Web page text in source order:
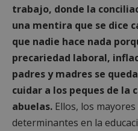
trabajo, donde la
una mentira que se dice
que nadie hace nada
precariedad laboral,
padres y madres se
cuidar a los peques de la
abuelas. Ellos, los
determinantes en la